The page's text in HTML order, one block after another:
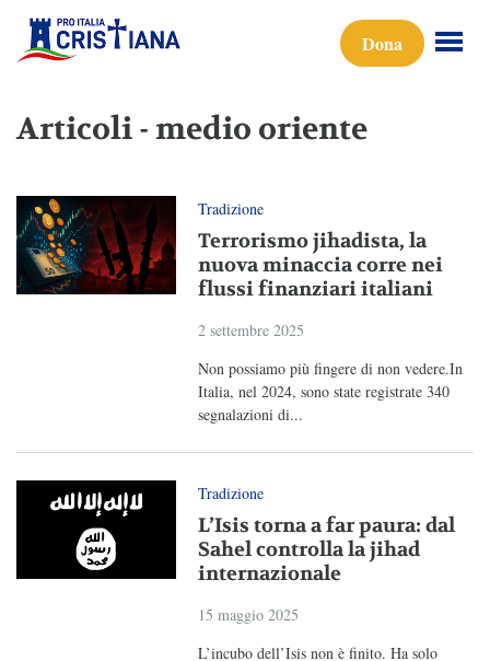
Dona
Articoli - medio oriente
Tradizione
Terrorismo jihadista, la
nuova minaccia corre nei
flussi finanziari italiani
2 settembre 2025
Non possiamo più fingere di non vedere.In
Italia, nel 2024, sono state registrate 340
segnalazioni di...
Tradizione
L’Isis torna a far paura: dal
Sahel controlla la jihad
internazionale
15 maggio 2025
L’incubo dell’Isis non è finito. Ha solo